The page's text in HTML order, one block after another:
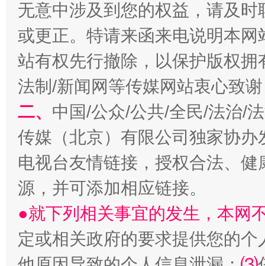
受贿1.44亿！段成刚被判无期 从幼
全民健身五年计划来了！等你上场
无意中涉及到您的权益，请及
或更正。特请来函来电说明本
站有权先行撤除，以保护版权
法制/新闻网等传媒网站衷心致
二、 中国/公众/公共/全民/法治/
传媒（北京）有限公司独家协
电视台友情链接，授权合法、
源，并可添加相应链接。
●就下列相关事宜的发生，本网
定或相关政府的要求提供您的个